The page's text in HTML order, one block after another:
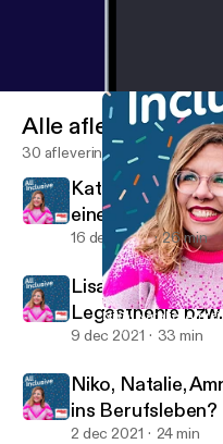
Niko, Natalie,
All Inclusive
Alle afleveringen
30 afleveringen
Kathrin und Erik,
einer Depression
16 dec 2021 26 min
Lisa und
Legasthenie
9 dec 2021 33 min
Niko, Natalie,
ins Berufsleben?
2 dec 2021 24 min